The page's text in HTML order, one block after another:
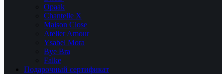
Opaak
Chantelle X
Maison Close
Atelier Amour
Ysabel Mora
Bye Bra
Falke
Подарочный сертификат